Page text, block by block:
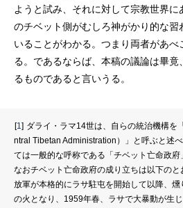
ようと試み、それに対して宗教世界
のチベット側がむしろ神がかり的な習
いることがわかる。つまり両者があべ
る。であるならば、本稿の議論は畢
るものであると言いうる。
1
ダライ・ラマ14世は、自らの統治機構を
ntral Tibetan Administration）」と呼ぶと述
ては一般的な呼称である「チベット亡命政府
なおチベット亡命政府の成り立ちは以下の
放軍が本格的にラサ駐屯を開始して以降、
の火となり、1959年春、ラサで大暴動が生